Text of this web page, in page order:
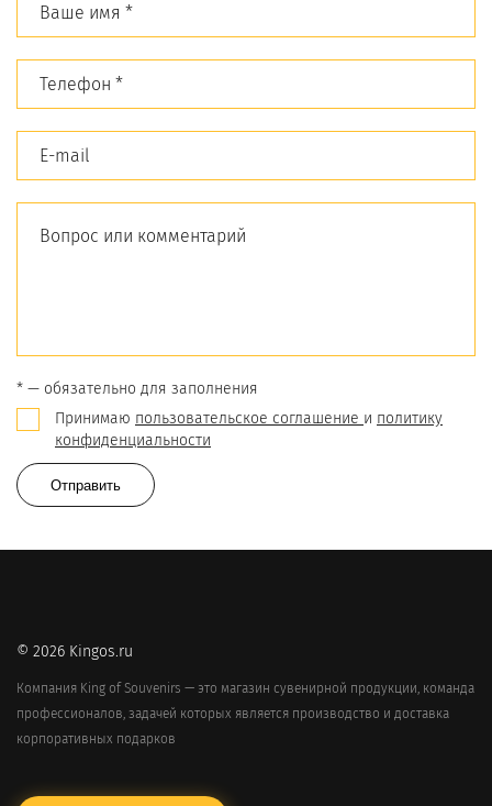
* — обязательно для заполнения
Принимаю пользовательское соглашение и политику
конфиденциальности
Отправить
© 2026 Kingos.ru
Компания King of Souvenirs — это магазин сувенирной продукции, команда
профессионалов, задачей которых является производство и доставка
корпоративных подарков